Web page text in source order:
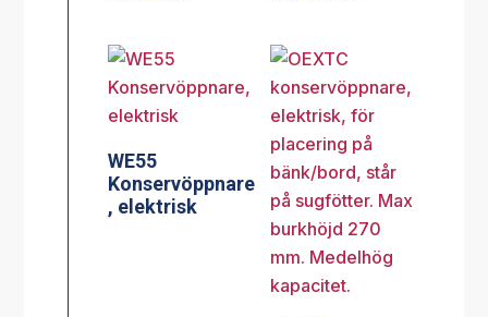
WE55
Konservöppnare
, elektrisk